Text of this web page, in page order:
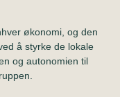
økonomi, og den
å styrke de lokale
og autonomien til